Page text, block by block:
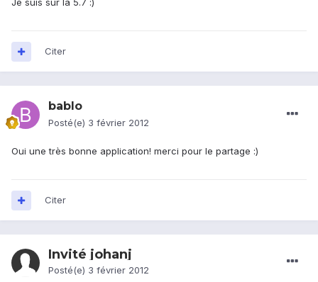
Je suis sur la 5.7 :)
Citer
bablo
Posté(e) 3 février 2012
Oui une très bonne application! merci pour le partage :)
Citer
Invité johanj
Posté(e) 3 février 2012